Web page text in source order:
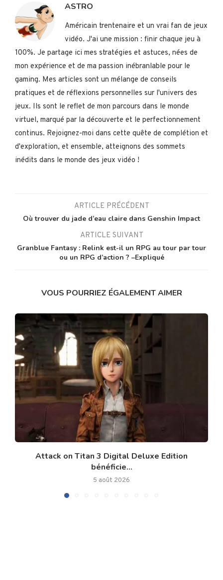
ASTRO
Américain trentenaire et un vrai fan de jeux
vidéo. J'ai une mission : finir chaque jeu à
100%. Je partage ici mes stratégies et astuces, nées de
mon expérience et de ma passion inébranlable pour le
gaming. Mes articles sont un mélange de conseils
pratiques et de réflexions personnelles sur l'univers des
jeux. Ils sont le reflet de mon parcours dans le monde
virtuel, marqué par la découverte et le perfectionnement
continus. Rejoignez-moi dans cette quête de complétion et
d'exploration, et ensemble, atteignons des sommets
inédits dans le monde des jeux vidéo !
ARTICLE PRÉCÉDENT
Où trouver du jade d’eau claire dans Genshin Impact
ARTICLE SUIVANT
Granblue Fantasy : Relink est-il un RPG au tour par tour
ou un RPG d’action ? –Expliqué
VOUS POURRIEZ ÉGALEMENT AIMER
Attack on Titan 3 Digital Deluxe Edition
bénéficie...
5 août 2026